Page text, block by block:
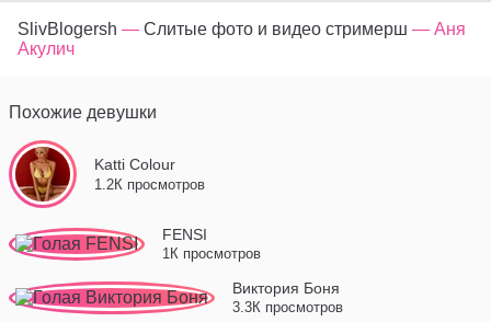
SlivBlogersh — Слитые фото и видео стримерш — Аня
Акулич
Похожие девушки
Katti Colour
1.2К просмотров
FENSI
1К просмотров
Виктория Боня
3.3К просмотров